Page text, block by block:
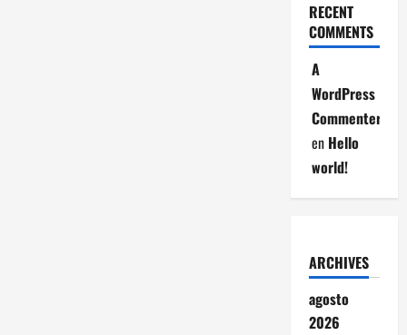
RECENT
COMMENTS
A
WordPress
Commenter
en Hello
world!
ARCHIVES
agosto
2026